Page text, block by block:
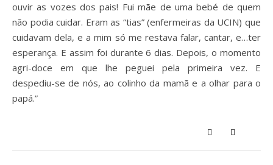
ouvir as vozes dos pais! Fui mãe de uma bebé de quem
não podia cuidar. Eram as “tias” (enfermeiras da UCIN) que
cuidavam dela, e a mim só me restava falar, cantar, e…ter
esperança. E assim foi durante 6 dias. Depois, o momento
agri-doce em que lhe peguei pela primeira vez. E
despediu-se de nós, ao colinho da mamã e a olhar para o
papá.”